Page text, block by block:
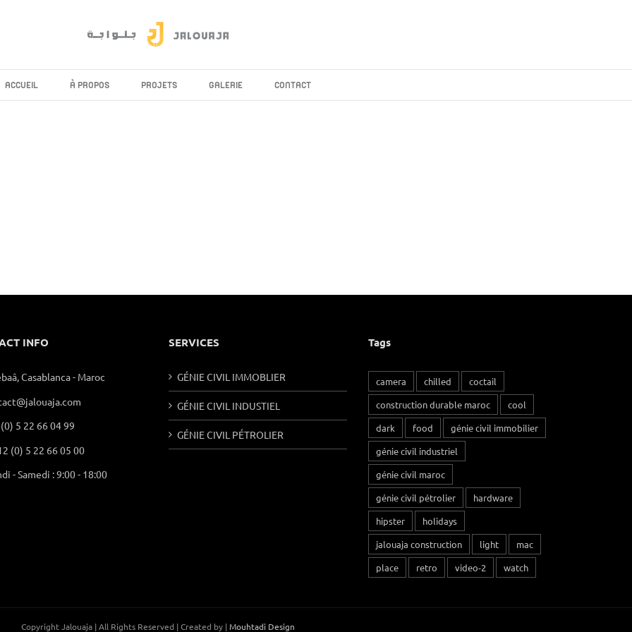
ACCUEIL À PROPOS PROJETS GALERIE CONTACT
INFO
Casablanca - Maroc
5 22 66 04 99
(0) 5 22 66 05 00
- Samedi : 9:00 - 18:00
SERVICES
GÉNIE CIVIL IMMOBLIER
GÉNIE CIVIL INDUSTIEL
GÉNIE CIVIL PÉTROLIER
Tags
camera chilled
coctail
construction durable maroc
cool
dark
food
génie civil immobilier
génie civil industriel
génie civil maroc
génie civil pétrolier
hardware
hipster
holidays
jalouaja construction
light
mac
place
retro video-2 watch
Copyright Jalouaja | All Rights Reserved | Created by |Mouhtadi Design